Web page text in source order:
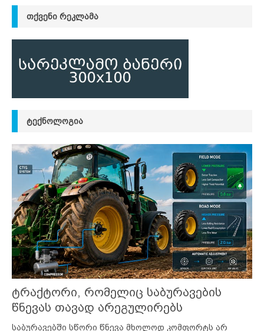
ᲗᲥᲕᲔᲜᲘ ᲠᲔᲙᲚᲐᲛᲐ
ᲢᲔᲥᲜᲝᲚᲝᲒᲘᲐ
ტრაქტორი, რომელიც საბურავების
წნევას თავად არეგულირებს
საბურავებში სწორი წნევა მხოლოდ კომფორტს არ